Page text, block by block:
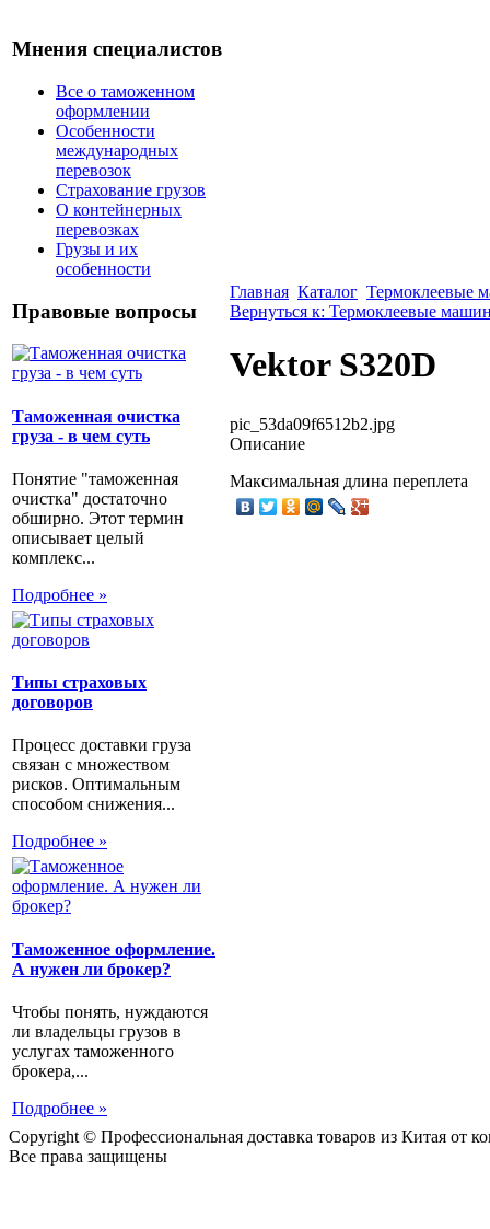
Мнения специалистов
Все о таможенном
оформлении
Особенности
международных
перевозок
Страхование грузов
О контейнерных
перевозках
Грузы и их
особенности
Правовые вопросы
Таможенная очистка
груза - в чем суть
Понятие "таможенная
очистка" достаточно
обширно. Этот термин
описывает целый
комплекс...
Подробнее »
Типы страховых
договоров
Процесс доставки груза
связан с множеством
рисков. Оптимальным
способом снижения...
Подробнее »
Таможенное оформление.
А нужен ли брокер?
Чтобы понять, нуждаются
ли владельцы грузов в
услугах таможенного
брокера,...
Подробнее »
Главная Каталог Термоклеевые
Вернуться к: Термоклеевые
Vektor S320D
pic_53da09f6512b2.jpg
Описание
Максимальная длина переплета
Copyright © Профессиональная доставка товаров из Китая от
Все права защищены